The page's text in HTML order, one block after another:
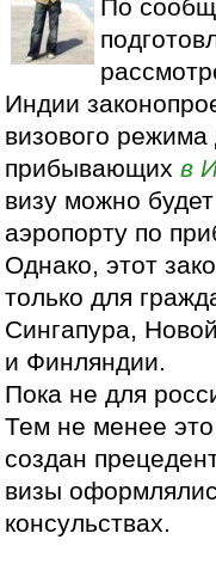
По
Индии
визового режима
прибывающихв
визу можно
аэропорту по
Однако, этот
только для
Сингапура,
и Финляндии.
Пока не для
Тем не менее
создан
визы
консульствах.